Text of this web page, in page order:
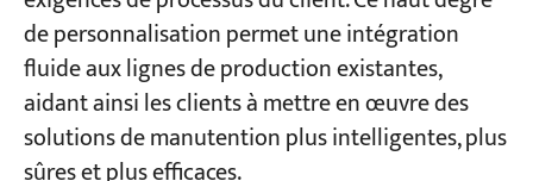
de personnalisation permet une intégration
fluide aux lignes de production existantes,
aidant ainsi les clients à mettre en œuvre des
solutions de manutention plus intelligentes, plus
sûres et plus efficaces.